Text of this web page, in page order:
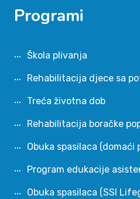
Programi
Škola plivanja
Rehabilitacija djece sa
Treća životna dob
Rehabilitacija boračke
Obuka spasilaca (domaći
Program edukacije
Obuka spasilaca (SSI